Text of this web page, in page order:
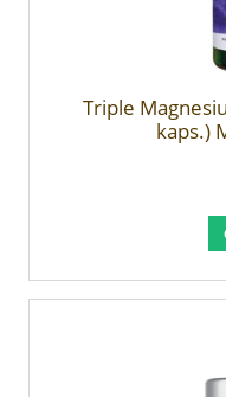
Triple
kaps.)